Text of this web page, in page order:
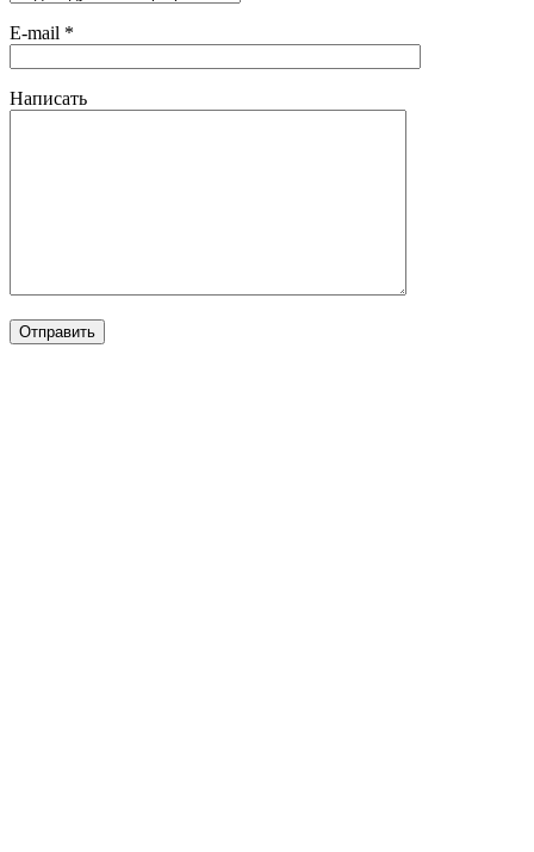
E-mail *
Написать